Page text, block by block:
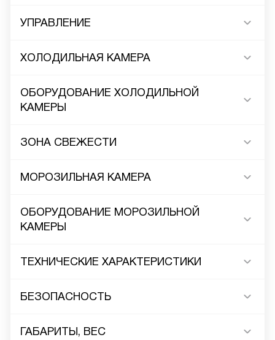
УПРАВЛЕНИЕ
ХОЛОДИЛЬНАЯ КАМЕРА
ОБОРУДОВАНИЕ ХОЛОДИЛЬНОЙ
КАМЕРЫ
ЗОНА СВЕЖЕСТИ
МОРОЗИЛЬНАЯ КАМЕРА
ОБОРУДОВАНИЕ МОРОЗИЛЬНОЙ
КАМЕРЫ
ТЕХНИЧЕСКИЕ ХАРАКТЕРИСТИКИ
БЕЗОПАСНОСТЬ
ГАБАРИТЫ, ВЕС